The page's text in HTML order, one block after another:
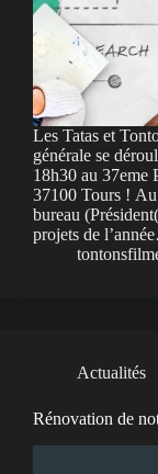
Les Tatas et
générale se
18h30 au 37eme
37100 Tours !
bureau
projets de
Actualités
Rénovation de